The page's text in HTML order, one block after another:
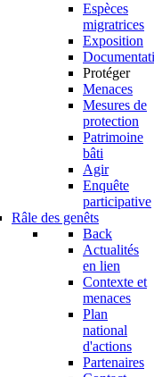
Espèces
migratrices
Exposition
Protéger
Menaces
Mesures de
protection
Patrimoine
bâti
Agir
Enquête
participative
Râle des genêts
Back
Actualités
en lien
Contexte et
menaces
Plan
national
d'actions
Partenaires